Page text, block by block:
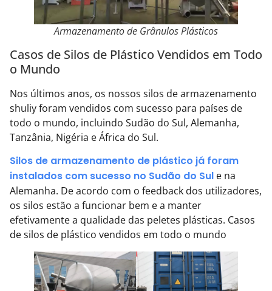
Armazenamento de Grânulos Plásticos
Casos de Silos de Plástico Vendidos em Todo
o Mundo
Nos últimos anos, os nossos silos de armazenamento
shuliy foram vendidos com sucesso para países de
todo o mundo, incluindo Sudão do Sul, Alemanha,
Tanzânia, Nigéria e África do Sul.
Silos de armazenamento de plástico já foram
instalados com sucesso no Sudão do Sul e na
Alemanha. De acordo com o feedback dos utilizadores,
os silos estão a funcionar bem e a manter
efetivamente a qualidade das peletes plásticas. Casos
de silos de plástico vendidos em todo o mundo